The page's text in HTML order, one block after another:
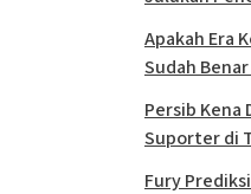
Apakah Era
Sudah
Persib Kena
Suporter di
Fury